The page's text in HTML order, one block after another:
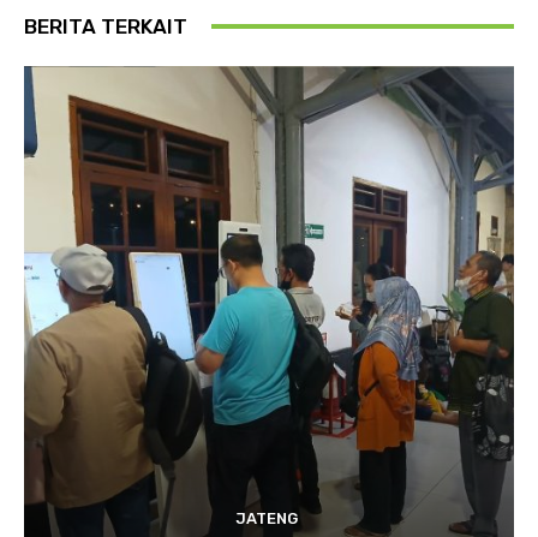
BERITA TERKAIT
JATENG